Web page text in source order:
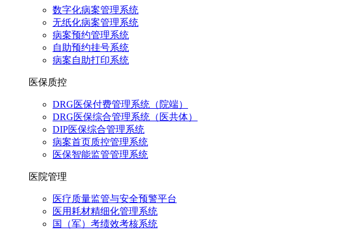
数字化病案管理系统
无纸化病案管理系统
病案预约管理系统
自助预约挂号系统
病案自助打印系统
医保质控
DRG医保付费管理系统（院端）
DRG医保综合管理系统（医共体）
DIP医保综合管理系统
病案首页质控管理系统
医保智能监管管理系统
医院管理
医疗质量监管与安全预警平台
医用耗材精细化管理系统
国（军）考绩效考核系统